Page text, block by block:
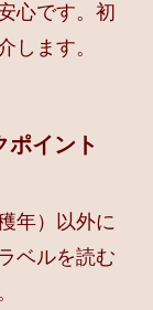
心です。初
します。
ポイント
年）以外に
ベルを読む